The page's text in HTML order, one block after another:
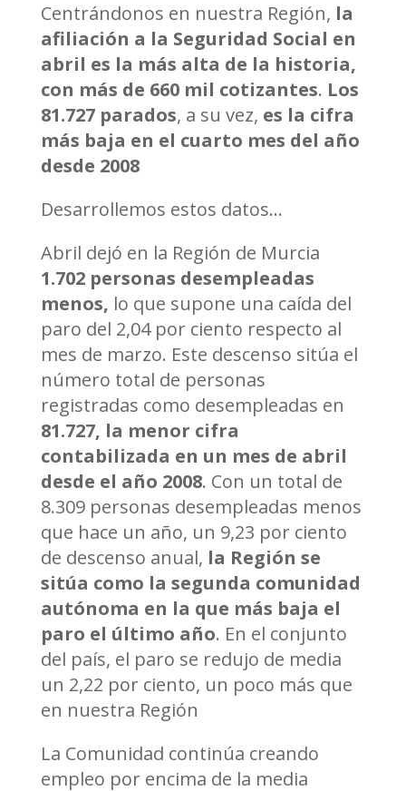
Centrándonos en nuestra Región, la
afiliación a la Seguridad Social en
abril es la más alta de la historia,
con más de 660 mil cotizantes. Los
81.727 parados, a su vez, es la cifra
más baja en el cuarto mes del año
desde 2008
Desarrollemos estos datos…
Abril dejó en la Región de Murcia
1.702 personas desempleadas
menos, lo que supone una caída del
paro del 2,04 por ciento respecto al
mes de marzo. Este descenso sitúa el
número total de personas
registradas como desempleadas en
81.727, la menor cifra
contabilizada en un mes de abril
desde el año 2008. Con un total de
8.309 personas desempleadas menos
que hace un año, un 9,23 por ciento
de descenso anual, la Región se
sitúa como la segunda comunidad
autónoma en la que más baja el
paro el último año. En el conjunto
del país, el paro se redujo de media
un 2,22 por ciento, un poco más que
en nuestra Región
La Comunidad continúa creando
empleo por encima de la media